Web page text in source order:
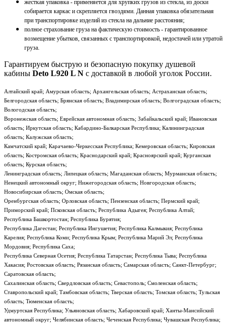
жесткая упаковка - применяется для хрупких грузов из стекла, из доски
собирается каркас и скрепляется гвоздями. Данная упаковка обязательная
при транспортировке изделий из стекла на дальние расстояния;
полное страхование груза на фактическую стоимость - гарантированное
возмещение убытков, связанных с транспортировкой, недостачей или утратой
груза.
Гарантируем быструю и безопасную покупку душевой
кабины Deto L920 L N с доставкой в любой уголок России.
Алтайский край; Амурская область; Архангельская область; Астраханская область;
Белгородская область; Брянская область; Владимирская область; Волгоградская область;
Вологодская область;
Воронежская область; Еврейская автономная область; Забайкальский край; Ивановская
область; Иркутская область; Кабардино-Балкарская Республика; Калининградская
область; Калужская область;
Камчатский край; Карачаево-Черкесская Республика; Кемеровская область; Кировская
область; Костромская область; Краснодарский край; Красноярский край; Курганская
область; Курская область;
Ленинградская область; Липецкая область; Магаданская область; Мурманская область;
Ненецкий автономный округ; Нижегородская область; Новгородская область;
Новосибирская область; Омская область;
Оренбургская область; Орловская область; Пензенская область; Пермский край;
Приморский край; Псковская область; Республика Адыгея; Республика Алтай;
Республика Башкортостан; Республика Бурятия;
Республика Дагестан; Республика Ингушетия; Республика Калмыкия; Республика
Карелия; Республика Коми; Республика Крым; Республика Марий Эл; Республика
Мордовия; Республика Саха;
Республика Северная Осетия; Республика Татарстан; Республика Тыва; Республика
Хакасия; Ростовская область; Рязанская область; Самарская область; Санкт-Петербург;
Саратовская область;
Сахалинская область; Свердловская область; Севастополь; Смоленская область;
Ставропольский край; Тамбовская область; Тверская область; Томская область; Тульская
область; Тюменская область;
Удмуртская Республика; Ульяновская область; Хабаровский край; Ханты-Мансийский
автономный округ; Челябинская область; Чеченская Республика; Чувашская Республика;